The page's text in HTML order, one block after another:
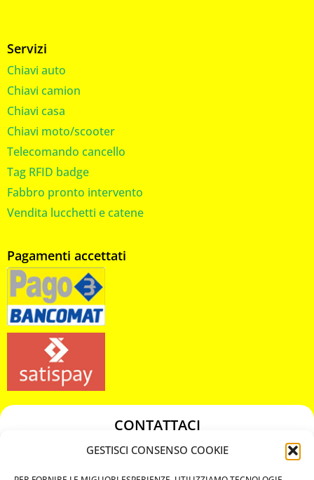
GESTISCI CONSENSO COOKIE
Servizi
Chiavi auto
Chiavi camion
Chiavi casa
Chiavi moto/scooter
Telecomando cancello
Tag RFID badge
Fabbro pronto intervento
Vendita lucchetti e catene
Pagamenti accettati
CONTATTACI
349 3863811